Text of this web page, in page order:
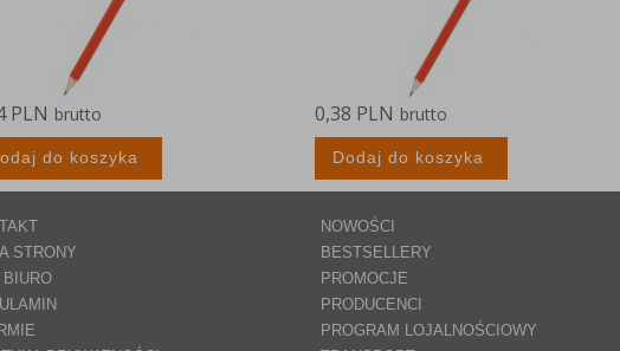
PLN brutto
do koszyka
0,38 PLN brutto
Dodaj do koszyka
STRONY
BIURO
NOWOŚCI
BESTSELLERY
PROMOCJE
PRODUCENCI
PROGRAM LOJALNOŚCIOWY